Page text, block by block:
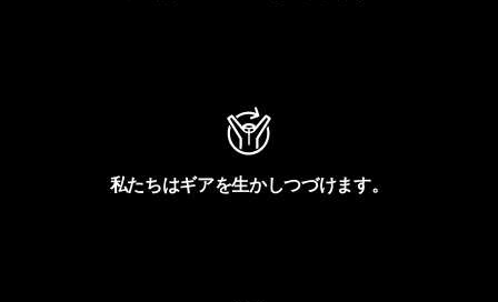
私たちはギアを生かしつづけます。